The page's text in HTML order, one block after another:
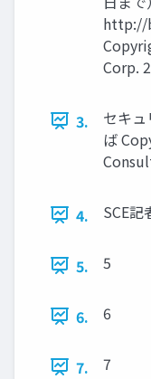
http://
Corp. 2
3.
セキ
ば
4. SCE
5. 5
6. 6
7. 7